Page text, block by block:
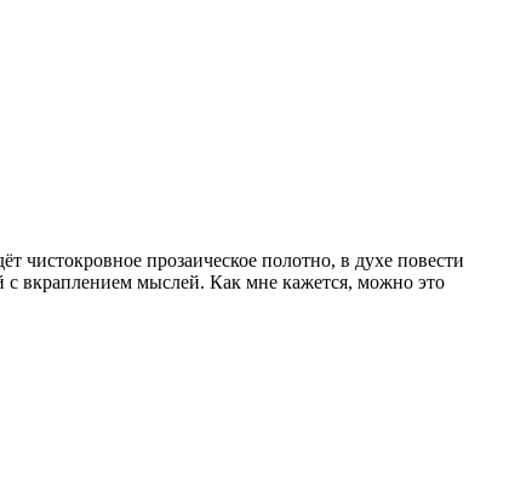
чистокровное прозаическое полотно, в духе повести
с вкраплением мыслей. Как мне кажется, можно это